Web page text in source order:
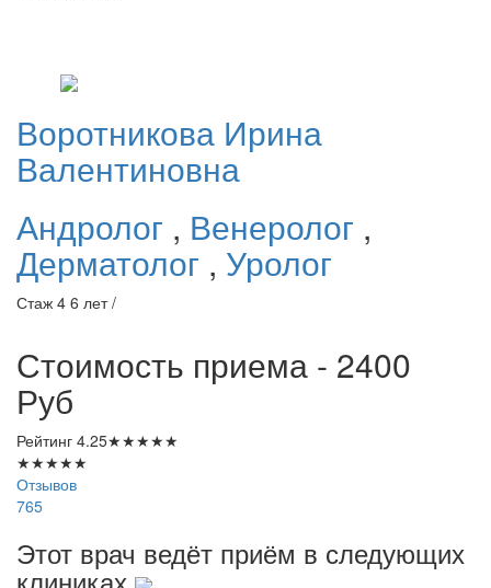
Воротникова Ирина
Валентиновна
Андролог , Венеролог ,
Дерматолог , Уролог
Стаж 4 6 лет /
Стоимость приема - 2400
Руб
Рейтинг 4.25★★★★★
★★★★★
Отзывов
765
Этот врач ведёт приём в следующих